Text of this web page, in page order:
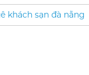
khách sạn đà nẵng